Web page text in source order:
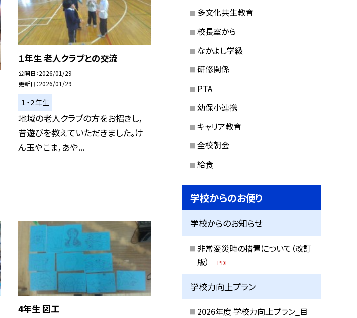
１年生 老人クラブとの交流
公開日 2026/01/29
更新日 2026/01/29
１・２年生
地域の老人クラブの方をお招きし，
昔遊びを教えていただきました。け
ん玉やこま，あや...
4年生 図工
多文化共生教育
校長室から
なかよし学級
研修関係
PTA
幼保小連携
キャリア教育
全校朝会
給食
学校からのお便り
学校からのお知らせ
非常変災時の措置について（改訂
版）
PDF
学校力向上プラン
2026年度 学校力向上プラン_目